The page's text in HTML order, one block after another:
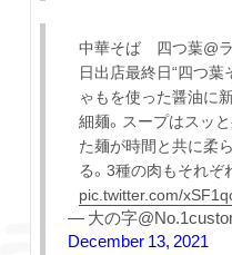
中華そば 四つ葉@
日出店最終日“四つ葉
ゃもを使った醤油に
細麺。スープはスッ
た麺が時間と共に柔
る。3種の肉もそれぞ
pic.twitter.com/
— 大の字
December 13, 2021